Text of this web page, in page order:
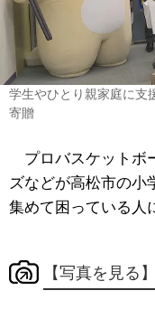
学生やひとり親家庭に
寄贈
プロバスケットボ
ズなどが高松市の小
集めて困っている人
【写真を見る